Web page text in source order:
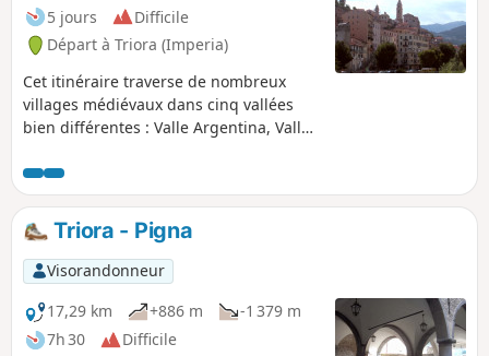
5 jours
Difficile
Départ à Triora (Imperia)
Cet itinéraire traverse de nombreux
villages médiévaux dans cinq vallées
bien différentes : Valle Argentina, Valle
Valle Roja (Roya). Vous ferez étape dans
des villages typique de la Ligurie dont
certains comptent dans les "Plus beaux
villages d'Italie".
Triora - Pigna
Visorandonneur
17,29 km
+886 m
-1 379 m
7h 30
Difficile